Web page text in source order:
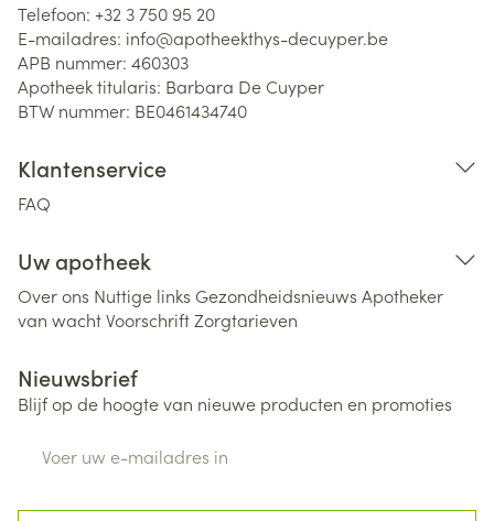
Telefoon: +32 3 750 95 20
E-mailadres: info@apotheekthys-decuyper.be
APB nummer: 460303
Apotheek titularis: Barbara De Cuyper
BTW nummer: BE0461434740
Klantenservice
FAQ
Uw apotheek
Over ons Nuttige links Gezondheidsnieuws Apotheker
van wachtVoorschriftZorgtarieven
Nieuwsbrief
Blijf op de hoogte van nieuwe producten en promoties